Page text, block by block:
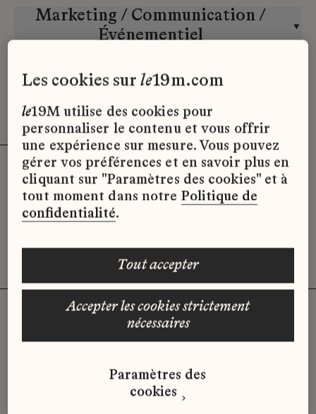
Marketing / Communication /
Événementiel
CDI
Effacer les filtres (3) x
Désolé, il semble qu’il n’y ait pas
d’offres d’emploi disponibles pour le
moment.
qui correspond à votre profil ?
Envoyez-nous votre candidature
les cookies surle19m.com
le19M utilise des cookies pour
personnaliser le contenu et vous offrir
une expérience sur mesure. Vous pouvez
gérer vos préférences et en savoir plus en
cliquant sur "Paramètres des cookies" et à
tout moment dans notre Politique de
confidentialité.
accepter les cookies strictement
nécessaires
tout accepter
Paramètres des
cookies